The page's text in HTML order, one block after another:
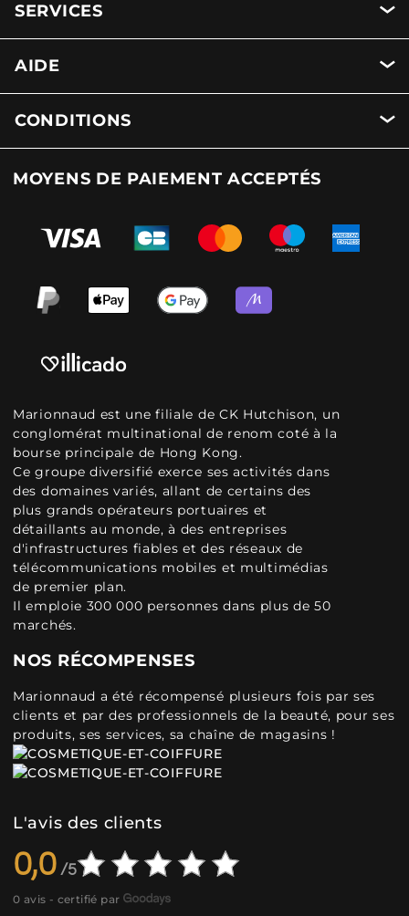
SERVICES
AIDE
CONDITIONS
MOYENS DE PAIEMENT ACCEPTÉS
Marionnaud est une filiale de CK Hutchison, un
conglomérat multinational de renom coté à la
bourse principale de Hong Kong.
Ce groupe diversifié exerce ses activités dans
des domaines variés, allant de certains des
plus grands opérateurs portuaires et
détaillants au monde, à des entreprises
d'infrastructures fiables et des réseaux de
télécommunications mobiles et multimédias
de premier plan.
Il emploie 300 000 personnes dans plus de 50
marchés.
NOS RÉCOMPENSES
Marionnaud a été récompensé plusieurs fois par ses
clients et par des professionnels de la beauté, pour ses
produits, ses services, sa chaîne de magasins !
L'avis des clients
0,0
0 avis - certifié par